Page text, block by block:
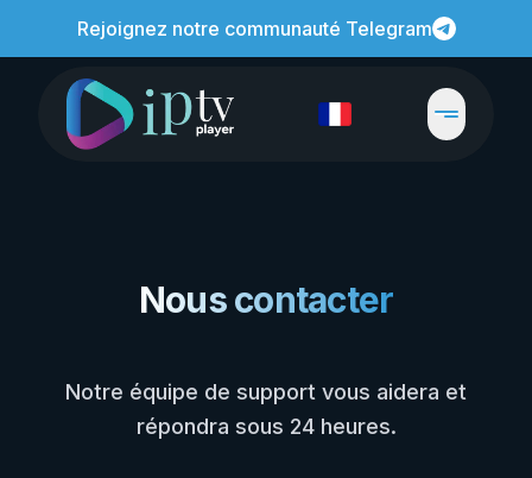
Rejoignez notre communauté Telegram
Nous contacter
Notre équipe de support vous aidera et
répondra sous 24 heures.